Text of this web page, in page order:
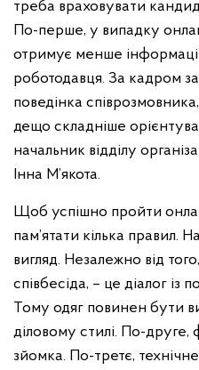
треба враховувати
По-перше, у випадку
отримує менше
роботодавця. За кадром
поведінка
дещо складніше
начальник відділу
Інна М’якота.
Щоб успішно пройти
пам’ятати кілька правил.
вигляд. Незалежно від
співбесіда, – це діалог із
Тому одяг повинен бути
діловому стилі. По-
зйомка. По-третє,